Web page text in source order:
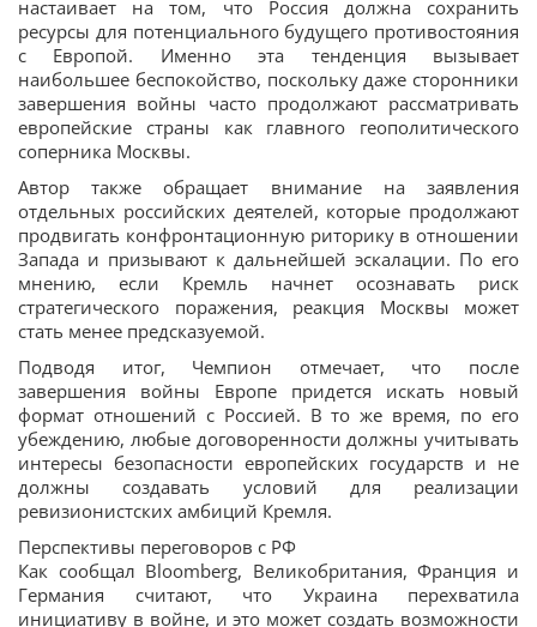
настаивает на том, что Россия должна сохранить
ресурсы для потенциального будущего противостояния
с Европой. Именно эта тенденция вызывает
наибольшее беспокойство, поскольку даже сторонники
завершения войны часто продолжают рассматривать
европейские страны как главного геополитического
соперника Москвы.
Автор также обращает внимание на заявления
отдельных российских деятелей, которые продолжают
продвигать конфронтационную риторику в отношении
Запада и призывают к дальнейшей эскалации. По его
мнению, если Кремль начнет осознавать риск
стратегического поражения, реакция Москвы может
стать менее предсказуемой.
Подводя итог, Чемпион отмечает, что после
завершения войны Европе придется искать новый
формат отношений с Россией. В то же время, по его
убеждению, любые договоренности должны учитывать
интересы безопасности европейских государств и не
должны создавать условий для реализации
ревизионистских амбиций Кремля.
Перспективы переговоров с РФ
Как сообщал Bloomberg, Великобритания, Франция и
Германия считают, что Украина перехватила
инициативу в войне, и это может создать возможности